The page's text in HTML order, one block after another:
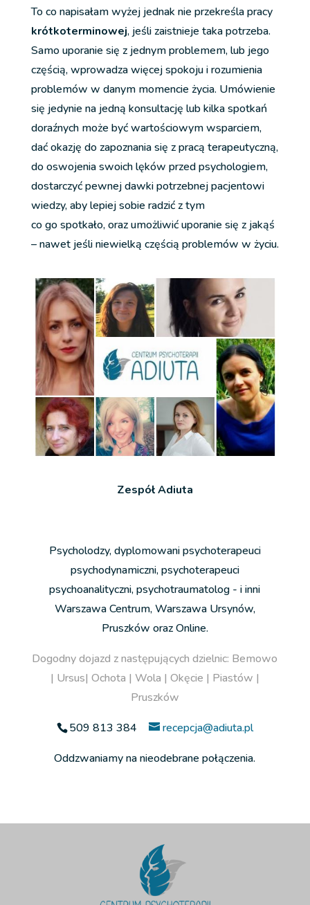
To co napisałam wyżej jednak nie przekreśla pracy
krótkoterminowej, jeśli zaistnieje taka potrzeba.
Samo uporanie się z jednym problemem, lub jego
częścią, wprowadza więcej spokoju i rozumienia
problemów w danym momencie życia. Umówienie
się jedynie na jedną konsultację lub kilka spotkań
doraźnych może być wartościowym wsparciem,
dać okazję do zapoznania się z pracą terapeutyczną,
do oswojenia swoich lęków przed psychologiem,
dostarczyć pewnej dawki potrzebnej pacjentowi
wiedzy, aby lepiej sobie radzić z tym
co go spotkało, oraz umożliwić uporanie się z jakąś
– nawet jeśli niewielką częścią problemów w życiu.
Zespół Adiuta
Psycholodzy, dyplomowani psychoterapeuci
psychodynamiczni, psychoterapeuci
psychoanalityczni, psychotraumatolog - i inni
Warszawa Centrum, Warszawa Ursynów,
Pruszków oraz Online.
Dogodny dojazd z następujących dzielnic: Bemowo
| Ursus| Ochota | Wola | Okęcie | Piastów |
Pruszków
509 813 384
recepcja@adiuta.pl
Oddzwaniamy na nieodebrane połączenia.